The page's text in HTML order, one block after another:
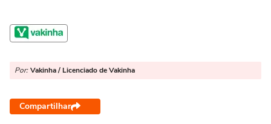
Por: Vakinha / Licenciado de Vakinha
Compartilhar